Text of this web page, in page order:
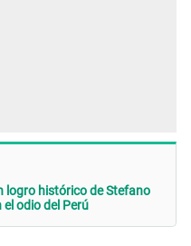
logro histórico de Stefano
el odio del Perú